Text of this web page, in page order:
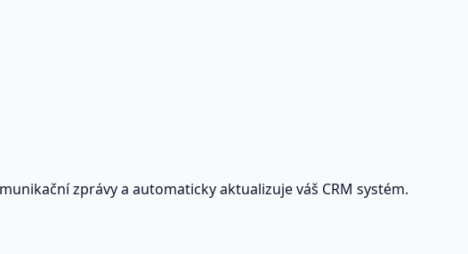
zprávy a automaticky aktualizuje váš CRM systém.